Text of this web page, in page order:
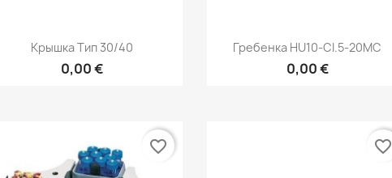
Быстрый просмотр
Крышка Тип 30/40
0,00 €
Быстрый просмотр
Гребенка HU10-CI.5-20MC
0,00 €
favorite_border favorite_border